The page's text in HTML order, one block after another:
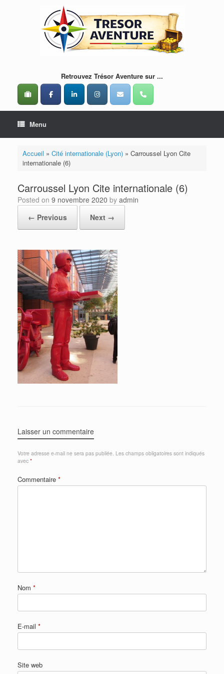
Retrouvez Trésor Aventure sur ...
Menu
Accueil » Cité internationale (Lyon)» Carroussel Lyon Cite
internationale (6)
Carroussel Lyon Cite internationale (6)
Posted on 9 novembre 2020 by admin
← Previous
Next →
Laisser un commentaire
Votre adresse e-mail ne sera pas publiée. Les champs obligatoires sont indiqués
avec *
Commentaire *
Nom *
E-mail *
Site web